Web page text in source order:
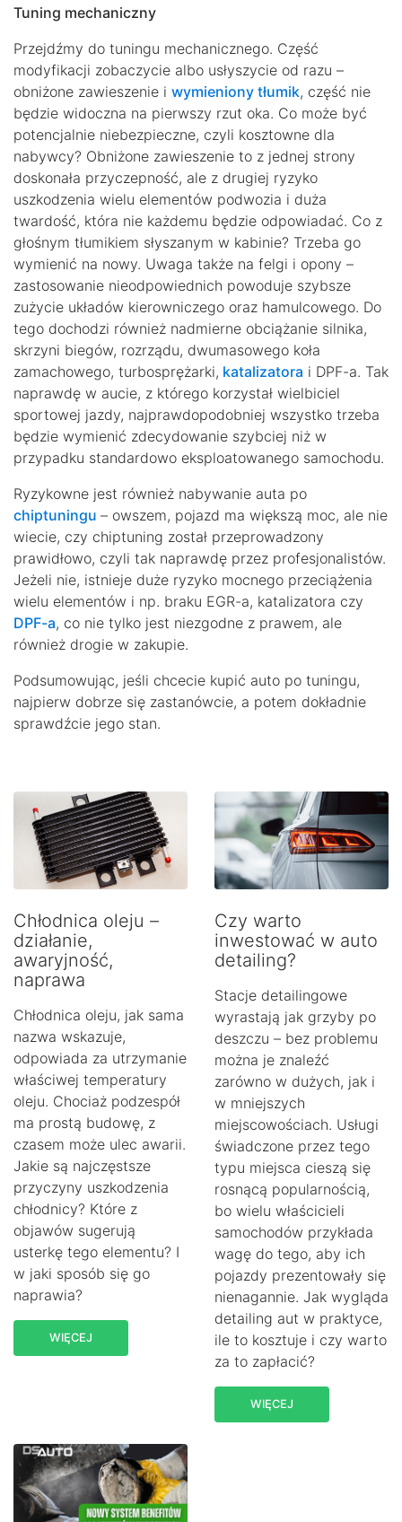
Tuning mechaniczny
Przejdźmy do tuningu mechanicznego. Część
modyfikacji zobaczycie albo usłyszycie od razu –
obniżone zawieszenie i wymieniony tłumik, część nie
będzie widoczna na pierwszy rzut oka. Co może być
potencjalnie niebezpieczne, czyli kosztowne dla
nabywcy? Obniżone zawieszenie to z jednej strony
doskonała przyczepność, ale z drugiej ryzyko
uszkodzenia wielu elementów podwozia i duża
twardość, która nie każdemu będzie odpowiadać. Co z
głośnym tłumikiem słyszanym w kabinie? Trzeba go
wymienić na nowy. Uwaga także na felgi i opony –
zastosowanie nieodpowiednich powoduje szybsze
zużycie układów kierowniczego oraz hamulcowego. Do
tego dochodzi również nadmierne obciążanie silnika,
skrzyni biegów, rozrządu, dwumasowego koła
zamachowego, turbosprężarki, katalizatora i DPF-a. Tak
naprawdę w aucie, z którego korzystał wielbiciel
sportowej jazdy, najprawdopodobniej wszystko trzeba
będzie wymienić zdecydowanie szybciej niż w
przypadku standardowo eksploatowanego samochodu.
Ryzykowne jest również nabywanie auta po
chiptuningu – owszem, pojazd ma większą moc, ale nie
wiecie, czy chiptuning został przeprowadzony
prawidłowo, czyli tak naprawdę przez profesjonalistów.
Jeżeli nie, istnieje duże ryzyko mocnego przeciążenia
wielu elementów i np. braku EGR-a, katalizatora czy
DPF-a, co nie tylko jest niezgodne z prawem, ale
również drogie w zakupie.
Podsumowując, jeśli chcecie kupić auto po tuningu,
najpierw dobrze się zastanówcie, a potem dokładnie
sprawdźcie jego stan.
Chłodnica oleju –
działanie,
awaryjność,
naprawa
Chłodnica oleju, jak sama
nazwa wskazuje,
odpowiada za utrzymanie
właściwej temperatury
oleju. Chociaż podzespół
ma prostą budowę, z
czasem może ulec awarii.
Jakie są najczęstsze
przyczyny uszkodzenia
chłodnicy? Które z
objawów sugerują
usterkę tego elementu? I
w jaki sposób się go
naprawia?
WIĘCEJ
Czy warto
inwestować w auto
detailing?
Stacje detailingowe
wyrastają jak grzyby po
deszczu – bez problemu
można je znaleźć
zarówno w dużych, jak i
w mniejszych
miejscowościach. Usługi
świadczone przez tego
typu miejsca cieszą się
rosnącą popularnością,
bo wielu właścicieli
samochodów przykłada
wagę do tego, aby ich
pojazdy prezentowały się
nienagannie. Jak wygląda
detailing aut w praktyce,
ile to kosztuje i czy warto
za to zapłacić?
WIĘCEJ